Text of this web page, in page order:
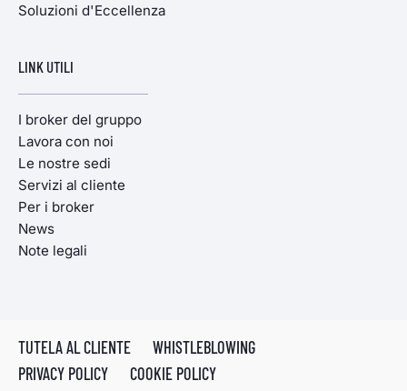
Soluzioni d'Eccellenza
LINK UTILI
I broker del gruppo
Lavora con noi
Le nostre sedi
Servizi al cliente
Per i broker
News
Note legali
TUTELA AL CLIENTE
WHISTLEBLOWING
PRIVACY POLICY
COOKIE POLICY